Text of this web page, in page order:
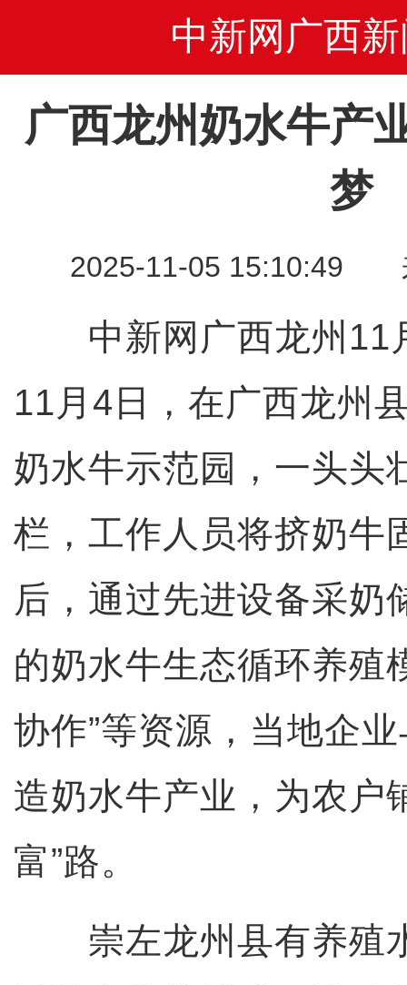
中新网广西新
广西龙州奶水牛产
梦
2025-11-05 15:10:49
中新网广西龙州11
11月4日，在广西龙州
奶水牛示范园，一头头
栏，工作人员将挤奶牛
后，通过先进设备采奶
的奶水牛生态循环养殖
协作”等资源，当地企
造奶水牛产业，为农户
富”路。
崇左龙州县有养殖